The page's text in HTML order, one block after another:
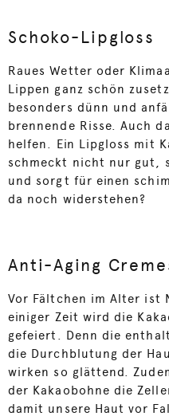
Schoko-Lipgloss
Raues Wetter oder
Lippen ganz schön
besonders dünn und
brennende Risse. Auch
helfen. Ein Lipgloss mit
schmeckt nicht nur gut,
und sorgt für einen
da noch widerstehen?
Anti-Aging
Vor Fältchen im Alter ist
einiger Zeit wird die
gefeiert. Denn die
die Durchblutung der
wirken so glättend.
der Kakaobohne die
damit unsere Haut vor